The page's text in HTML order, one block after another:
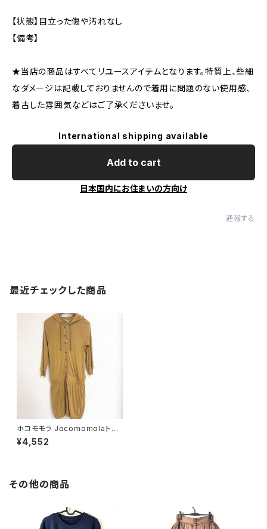
【状態】目立った傷や汚れなし
【備考】
★当店の商品はすべてリユースアイテムとなります。特質上、些細
なダメージは記載しておりませんので着用に問題のない使用感、
着古した雰囲気などはご了承くださいませ。
International shipping available
Add to cart
日本国内にお住まいの方向け
通報する
最近チェックした商品
ホコモモラ Jocomomolaトッ
プス ロング丈 からし色 40サイ
ズ 872119
¥4,552
その他の商品